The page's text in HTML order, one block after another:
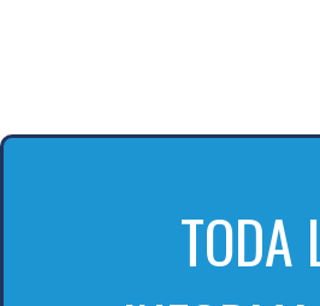
TODA